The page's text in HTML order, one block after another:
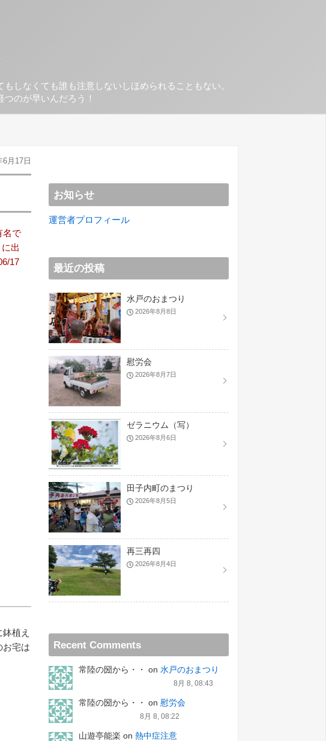
しなくても誰も注意しないしほめられることもない。
のが早いんだろう！
6月17日
名で
出
17
植え
お宅は
お知らせ
運営者プロフィール
最近の投稿
水戸のおまつり
2026年8月8日
慰労会
2026年8月7日
ゼラニウム（写）
2026年8月6日
田子内町のまつり
2026年8月5日
再三再四
2026年8月4日
Recent Comments
常陸の圀から・・ on 水戸のおまつり
8月 8, 08:43
常陸の圀から・・ on 慰労会
8月 8, 08:22
山遊亭能楽 on 熱中症注意